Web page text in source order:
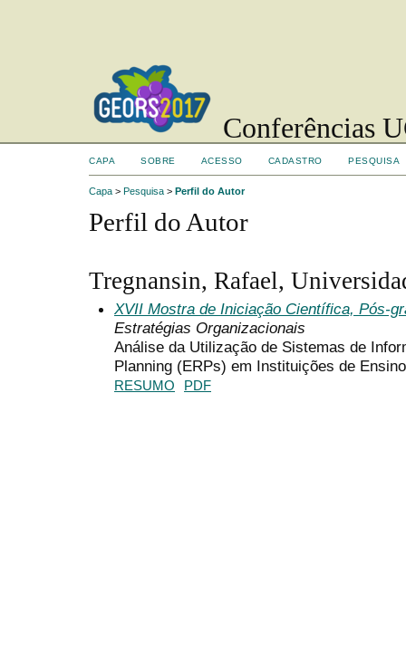
Conferências
CAPA SOBRE ACESSO CADASTRO PESQUISA
Capa > Pesquisa > Perfil do Autor
Perfil do Autor
Tregnansin, Rafael,
XVII Mostra de Iniciação Científica, Pós-
Estratégias Organizacionais
Análise da Utilização de Sistemas de
Planning (ERPs) em Instituições de Ensino
RESUMO PDF